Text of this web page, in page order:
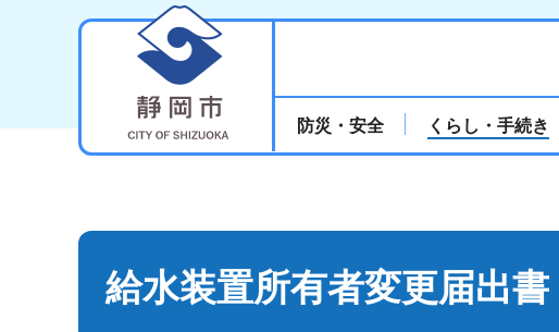
防災・安全 くらし・手続き
給水装置所有者変更届出書